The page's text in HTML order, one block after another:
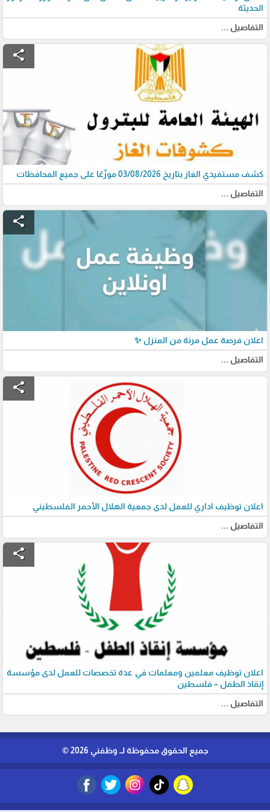
الحديثة
التفاصيل ...
share
كشف مستفيدي الغاز بتاريخ 03/08/2026 موزّعًا على جميع المحافظات
التفاصيل ...
share
اعلان فرصة عمل مرنة من المنزل ✨
التفاصيل ...
share
اعلان توظيف اداري للعمل لدى جمعية الهلال الأحمر الفلسطيني
التفاصيل ...
share
اعلان توظيف معلمين ومعلمات في عدة تخصصات للعمل لدى مؤسسة
إنقاذ الطفل – فلسطين
التفاصيل ...
جميع الحقوق محفوظة لــ وظفني 2026 ©